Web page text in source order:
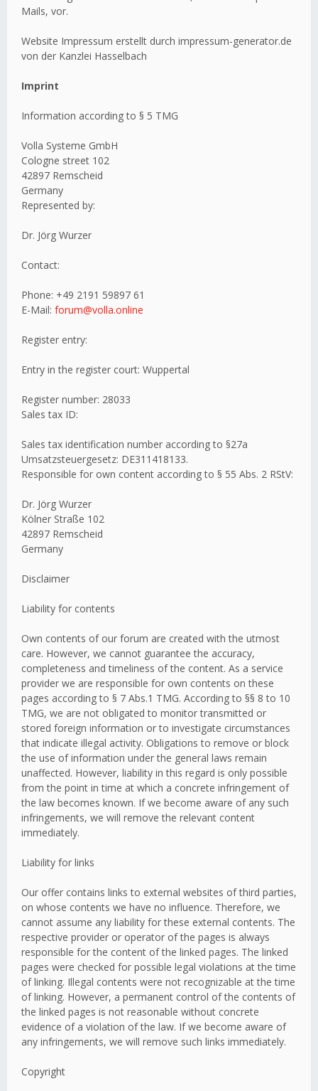
Mails, vor.
Website Impressum erstellt durch impressum-generator.de
von der Kanzlei Hasselbach
Imprint
Information according to § 5 TMG
Volla Systeme GmbH
Cologne street 102
42897 Remscheid
Germany
Represented by:
Dr. Jörg Wurzer
Contact:
Phone: +49 2191 59897 61
E-Mail: forum@volla.online
Register entry:
Entry in the register court: Wuppertal
Register number: 28033
Sales tax ID:
Sales tax identification number according to §27a
Umsatzsteuergesetz: DE311418133.
Responsible for own content according to § 55 Abs. 2 RStV:
Dr. Jörg Wurzer
Kölner Straße 102
42897 Remscheid
Germany
Disclaimer
Liability for contents
Own contents of our forum are created with the utmost
care. However, we cannot guarantee the accuracy,
completeness and timeliness of the content. As a service
provider we are responsible for own contents on these
pages according to § 7 Abs.1 TMG. According to §§ 8 to 10
TMG, we are not obligated to monitor transmitted or
stored foreign information or to investigate circumstances
that indicate illegal activity. Obligations to remove or block
the use of information under the general laws remain
unaffected. However, liability in this regard is only possible
from the point in time at which a concrete infringement of
the law becomes known. If we become aware of any such
infringements, we will remove the relevant content
immediately.
Liability for links
Our offer contains links to external websites of third parties,
on whose contents we have no influence. Therefore, we
cannot assume any liability for these external contents. The
respective provider or operator of the pages is always
responsible for the content of the linked pages. The linked
pages were checked for possible legal violations at the time
of linking. Illegal contents were not recognizable at the time
of linking. However, a permanent control of the contents of
the linked pages is not reasonable without concrete
evidence of a violation of the law. If we become aware of
any infringements, we will remove such links immediately.
Copyright